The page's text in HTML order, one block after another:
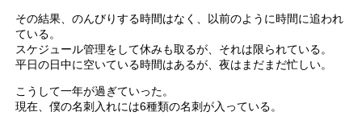
その結果、のんびりする時間はなく、以前のように時間に追われ
ている。
スケジュール管理をして休みも取るが、それは限られている。
平日の日中に空いている時間はあるが、夜はまだまだ忙しい。
こうして一年が過ぎていった。
現在、僕の名刺入れには6種類の名刺が入っている。